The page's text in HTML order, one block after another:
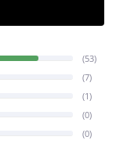
(53)
(7)
(1)
(0)
(0)